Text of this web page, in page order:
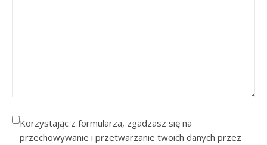
Korzystając z formularza, zgadzasz się na
przechowywanie i przetwarzanie twoich danych przez